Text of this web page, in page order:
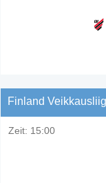
Finland
Zeit: 15:00